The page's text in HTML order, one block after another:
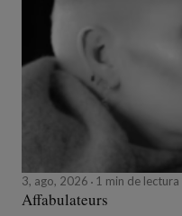
3, ago, 2026 1 min de lectura
Affabulateurs